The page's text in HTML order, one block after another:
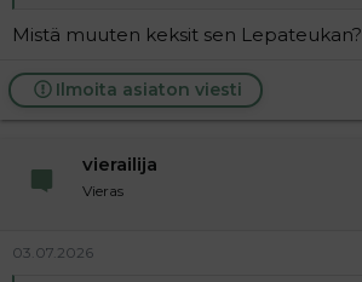
keskeinen asia.
ei elävä henkilö.
[Hauska havainto:
Jopa keinoäly
tuntee
__
__
Mistä muuten keksit sen Lepateukan?
Ilmoita asiaton viesti
vierailija
Vieras
03.07.2026